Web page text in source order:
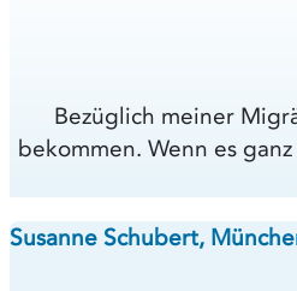
Bezüglich meiner
bekommen. Wenn es
Susanne Schubert,